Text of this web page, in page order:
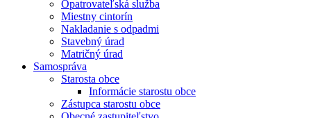
Opatrovateľská služba
Miestny cintorín
Nakladanie s odpadmi
Stavebný úrad
Matričný úrad
Samospráva
Starosta obce
Informácie starostu obce
Zástupca starostu obce